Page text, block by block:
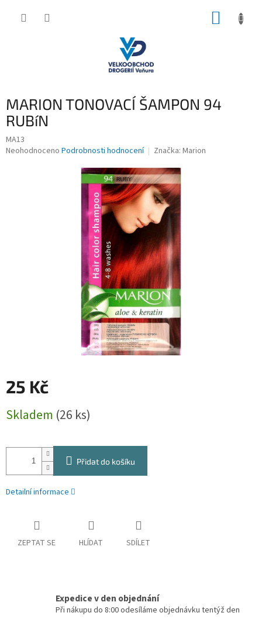
MARION TONOVACÍ ŠAMPON 94
RUBíN
MA13
Průměrné
Neohodnoceno Podrobnosti hodnocení Značka: Marion
25 Kč
cena:
Skladem (26 ks)
Přidat do košíku
Detailní informace
ZEPTAT SE HLÍDAT SDÍLET
Expedice v den objednání
Při nákupu do 8:00 odesíláme objednávku tentýž den